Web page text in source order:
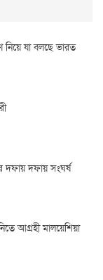
নিয়ে যা বলছে ভারত
দফায় দফায় সংঘর্ষ
আগ্রহী মালয়েশিয়া